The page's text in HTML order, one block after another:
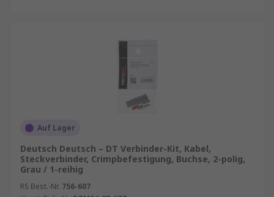
Auf Lager
Deutsch Deutsch – DT Verbinder-Kit, Kabel,
Steckverbinder, Crimpbefestigung, Buchse, 2-polig,
Grau / 1-reihig
RS Best.-Nr. 756-607